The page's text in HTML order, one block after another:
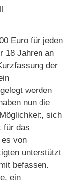
Euro für jeden
18 Jahren an
der
werden
nun die
sich
für das
es von
unterstützt
befassen.
ein